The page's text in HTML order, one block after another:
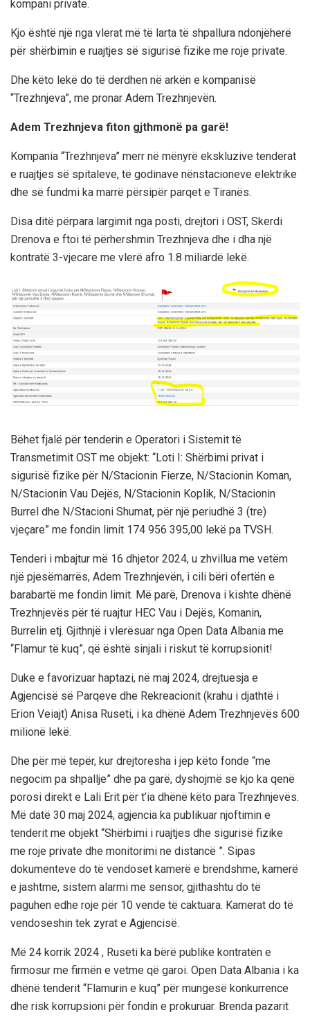
kompani private.
Kjo është një nga vlerat më të larta të shpallura ndonjëherë
për shërbimin e ruajtjes së sigurisë fizike me roje private.
Dhe këto lekë do të derdhen në arkën e kompanisë
“Trezhnjeva”, me pronar Adem Trezhnjevën.
Adem Trezhnjeva fiton gjthmonë pa garë!
Kompania “Trezhnjeva” merr në mënyrë ekskluzive tenderat
e ruajtjes së spitaleve, të godinave nënstacioneve elektrike
dhe së fundmi ka marrë përsipër parqet e Tiranës.
Disa ditë përpara largimit nga posti, drejtori i OST, Skerdi
Drenova e ftoi të përhershmin Trezhnjeva dhe i dha një
kontratë 3-vjecare me vlerë afro 1.8 miliardë lekë.
Bëhet fjalë për tenderin e Operatori i Sistemit të
Transmetimit OST me objekt: “Loti I: Shërbimi privat i
sigurisë fizike për N/Stacionin Fierze, N/Stacionin Koman,
N/Stacionin Vau Dejës, N/Stacionin Koplik, N/Stacionin
Burrel dhe N/Stacioni Shumat, për një periudhë 3 (tre)
vjeçare” me fondin limit 174 956 395,00 lekë pa TVSH.
Tenderi i mbajtur më 16 dhjetor 2024, u zhvillua me vetëm
një pjesëmarrës, Adem Trezhnjevën, i cili bëri ofertën e
barabartë me fondin limit. Më parë, Drenova i kishte dhënë
Trezhnjevës për të ruajtur HEC Vau i Dejës, Komanin,
Burrelin etj. Gjithnjë i vlerësuar nga Open Data Albania me
“Flamur të kuq”, që është sinjali i riskut të korrupsionit!
Duke e favorizuar haptazi, në maj 2024, drejtuesja e
Agjencisë së Parqeve dhe Rekreacionit (krahu i djathtë i
Erion Veiajt) Anisa Ruseti, i ka dhënë Adem Trezhnjevës 600
milionë lekë.
Dhe për më tepër, kur drejtoresha i jep këto fonde “me
negocim pa shpallje” dhe pa garë, dyshojmë se kjo ka qenë
porosi direkt e Lali Erit për t’ia dhënë këto para Trezhnjevës.
Më datë 30 maj 2024, agjencia ka publikuar njoftimin e
tenderit me objekt “Shërbimi i ruajtjes dhe sigurisë fizike
me roje private dhe monitorimi ne distancë ”. Sipas
dokumenteve do të vendoset kamerë e brendshme, kamerë
e jashtme, sistem alarmi me sensor, gjithashtu do të
paguhen edhe roje për 10 vende të caktuara. Kamerat do të
vendoseshin tek zyrat e Agjencisë.
Më 24 korrik 2024 , Ruseti ka bërë publike kontratën e
firmosur me firmën e vetme që garoi. Open Data Albania i ka
dhënë tenderit “Flamurin e kuq” për mungesë konkurrence
dhe risk korrupsioni për fondin e prokuruar. Brenda pazarit